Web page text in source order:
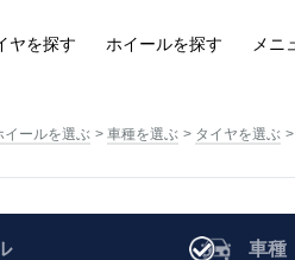
ヤを探す ホイールを探す メニ
イールを選ぶ 車種を選ぶ タイヤを選ぶ
車種